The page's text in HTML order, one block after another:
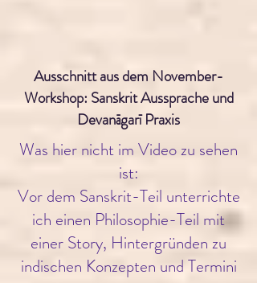
Ausschnitt aus dem November-
Workshop: Sanskrit Aussprache und
Devanāgarī Praxis​
Was hier nicht im Video zu sehen
ist:
Vor dem Sanskrit-Teil unterrichte
ich einen Philosophie-Teil mit
einer Story, Hintergründen zu
indischen Konzepten und Termini